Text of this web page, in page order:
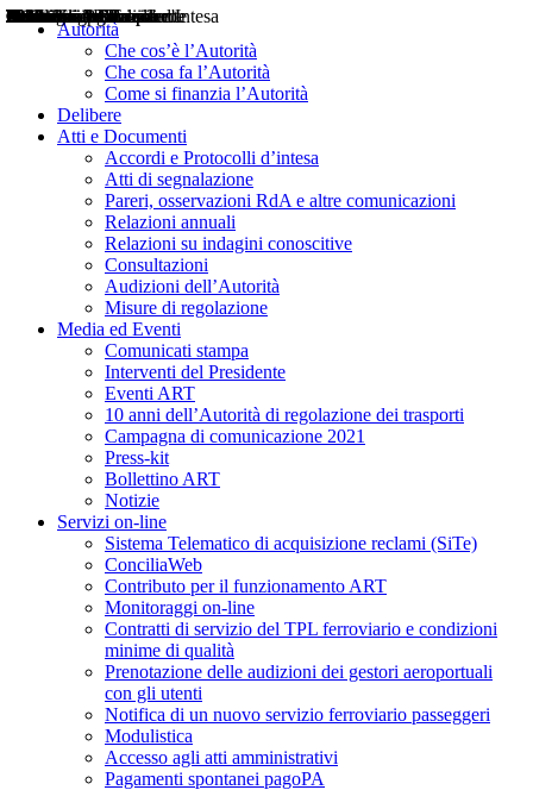
Autorità
Che cos’è l’Autorità
Che cosa fa l’Autorità
Come si finanzia l’Autorità
Delibere
Atti e Documenti
Accordi e Protocolli d’intesa
Atti di segnalazione
Pareri, osservazioni RdA e altre comunicazioni
Relazioni annuali
Relazioni su indagini conoscitive
Consultazioni
Audizioni dell’Autorità
Misure di regolazione
Media ed Eventi
Comunicati stampa
Interventi del Presidente
Eventi ART
10 anni dell’Autorità di regolazione dei trasporti
Campagna di comunicazione 2021
Press-kit
Bollettino ART
Notizie
Servizi on-line
Sistema Telematico di acquisizione reclami (SiTe)
ConciliaWeb
Contributo per il funzionamento ART
Monitoraggi on-line
Contratti di servizio del TPL ferroviario e condizioni
minime di qualità
Prenotazione delle audizioni dei gestori aeroportuali
con gli utenti
Notifica di un nuovo servizio ferroviario passeggeri
Modulistica
Accesso agli atti amministrativi
Pagamenti spontanei pagoPA
Delibere
Pareri
Consultazioni
Audizioni
Atti di Segnalazione
Accordi e Protocolli d'Intesa
Relazioni annuali
Misure di regolazione
Notizie
Comunicati Stampa
Bollettini ART
Convegni ART
Interviste del Presidente
Articoli in primo piano
Interventi del Presidente
2004
2005
2010
2013
2014
2015
2016
2017
2018
2019
202
2020
2021
2022
2023
2024
2025
2026
Aereo
Marittimo
Terrestre